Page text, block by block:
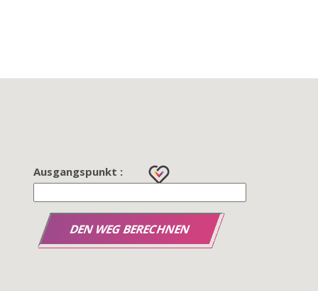
Ausgangspunkt :